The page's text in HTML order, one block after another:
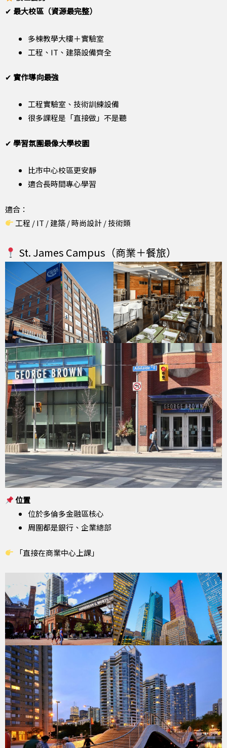
✔ 最大校區（資源最完整）
多棟教學大樓＋實驗室
工程、IT、建築設備齊全
✔ 實作導向最強
工程實驗室、技術訓練設備
很多課程是「直接做」不是聽
✔ 學習氛圍最像大學校園
比市中心校區更安靜
適合長時間專心學習
適合：
工程 / IT / 建築 / 時尚設計 / 技術類
St. James Campus（商業＋餐旅）
位置
位於多倫多金融區核心
周圍都是銀行、企業總部
「直接在商業中心上課」